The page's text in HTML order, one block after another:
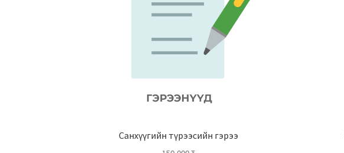
Санхүүгийн түрээсийн гэрээ